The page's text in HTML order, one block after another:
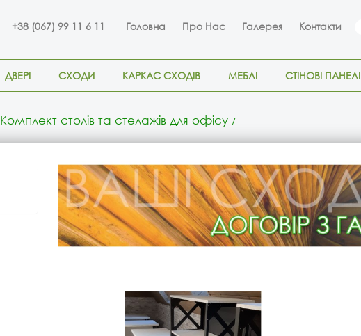
+38 (067) 99 11 6 11 Головна Про Нас Галерея Контакти
ДВЕРІ СХОДИ КАРКАС СХОДІВ МЕБЛІ СТІНОВІ ПАНЕЛІ
Комплект столів та стелажів для офісу